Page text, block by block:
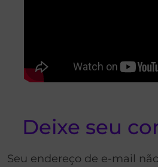
Deixe seu
Seu endereço de e-mail